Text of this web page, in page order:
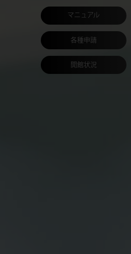
マニュアル
各種申請
開館状況